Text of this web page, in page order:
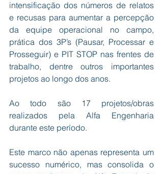
intensificação dos números de relatos
e recusas para aumentar a percepção
da equipe operacional no campo,
prática dos 3P’s (Pausar, Processar e
Prosseguir) e PIT STOP nas frentes de
trabalho, dentre outros importantes
projetos ao longo dos anos.
Ao todo são 17 projetos/obras
realizados pela Alfa Engenharia
durante este período.
Este marco não apenas representa um
sucesso numérico, mas consolida o